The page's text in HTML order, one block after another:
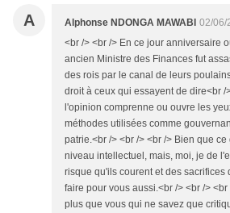
A Alphonse NDONGA MAWABI 02/06/
<br /> <br /> En ce jour anniversaire
ancien Ministre des Finances fut
des rois par le canal de leurs
droit à ceux qui essayent de dire<br /
l'opinion comprenne ou ouvre les
méthodes utilisées comme
patrie.<br /> <br /> <br /> Bien que
niveau intellectuel, mais, moi, je de
risque qu'ils courent et des sacrifices
faire pour vous aussi.<br /> <br />
plus que vous qui ne savez que